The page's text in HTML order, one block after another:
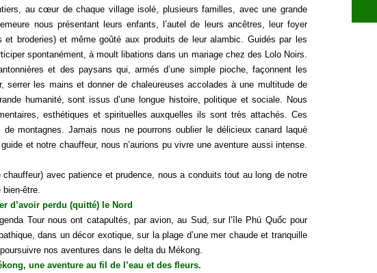
au cœur de chaque village isolé, plusieurs familles, avec une grande
nous présentant leurs enfants, l’autel de leurs ancêtres, leur foyer
broderies) et même goûté aux produits de leur alambic. Guidés par les
spontanément, à moult libations dans un mariage chez des Lolo Noirs.
et des paysans qui, armés d’une simple pioche, façonnent les
les mains et donner de chaleureuses accolades à une multitude de
humanité, sont issus d’une longue histoire, politique et sociale. Nous
esthétiques et spirituelles auxquelles ils sont très attachés. Ces
montagnes. Jamais nous ne pourrons oublier le délicieux canard laqué
et notre chauffeur, nous n’aurions pu vivre une aventure aussi intense.
avec patience et prudence, nous a conduits tout au long de notre
être.
d’avoir perdu (quitté) le Nord
Tour nous ont catapultés, par avion, au Sud, sur l’île Phú Quốc pour
dans un décor exotique, sur la plage d’une mer chaude et tranquille
nos aventures dans le delta du Mékong.
une aventure au fil de l’eau et des fleurs.